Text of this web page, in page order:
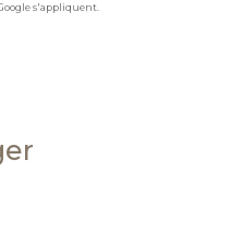
s'appliquent.